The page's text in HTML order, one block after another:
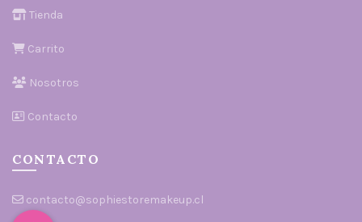
Tienda
Carrito
Nosotros
Contacto
CONTACTO
contacto@sophiestoremakeup.cl